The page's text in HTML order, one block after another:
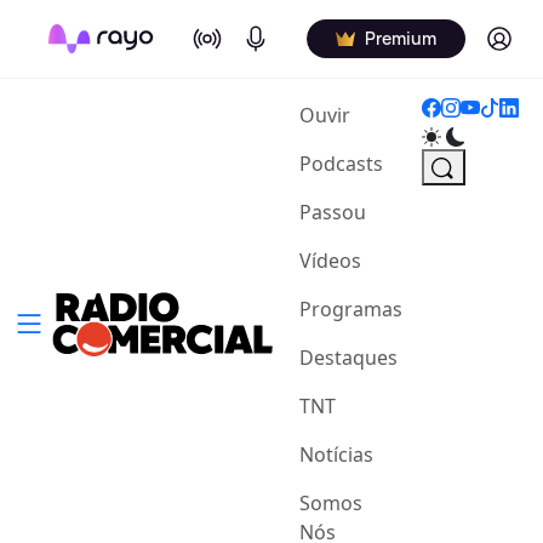
On Air Podcasts Premium Log in
Ouvir(current)
Podcasts
Passou
Vídeos
Programas
Destaques
TNT
Notícias
Somos
Nós